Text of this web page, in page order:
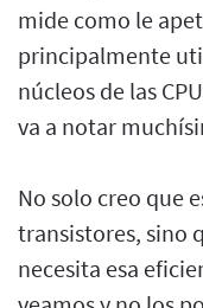
mide como le
principalmente
núcleos de las
va a notar
No solo creo que
transistores, sino
necesita esa